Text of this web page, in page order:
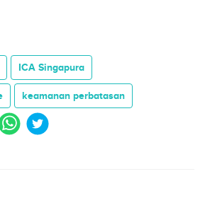
ICA Singapura
keamanan perbatasan